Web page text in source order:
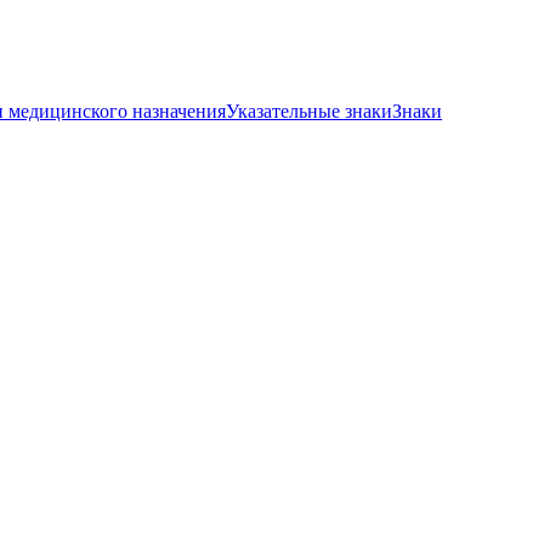
медицинского назначенияУказательные знакиЗнаки